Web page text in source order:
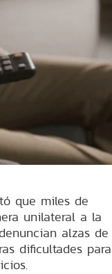
que miles de
unilateral a la
alzas de
dificultades para